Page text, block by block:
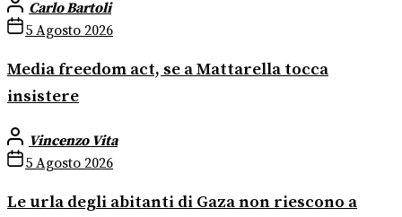
Carlo Bartoli
5 Agosto 2026
Media freedom act, se a Mattarella tocca
insistere
Vincenzo Vita
5 Agosto 2026
Le urla degli abitanti di Gaza non riescono a